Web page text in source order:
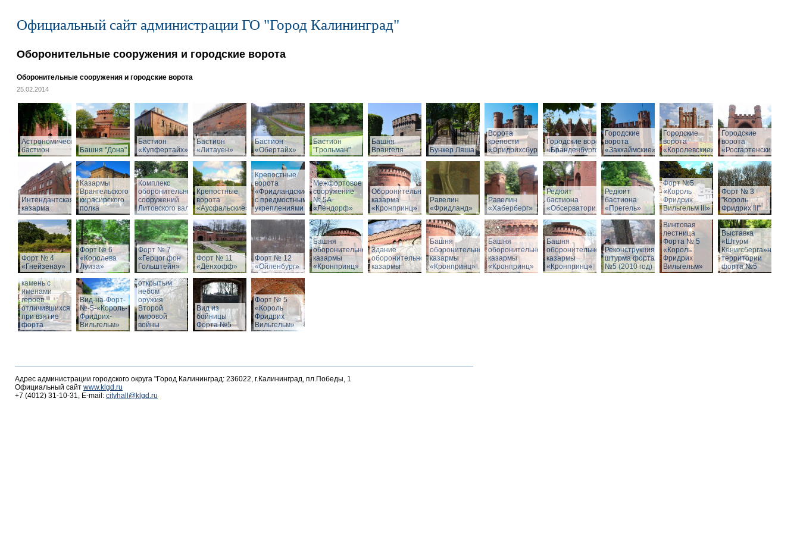
Официальный сайт администрации ГО "Город Калининград"
Оборонительные сооружения и городские ворота
Оборонительные сооружения и городские ворота
25.02.2014
Астрономический
бастион
Башня "Дона"
Бастион
«Купфертайх»
Бастион
«Литауен»
Бастион
«Обертайх»
Бастион
"Грольман"
Башня
Врангеля
Бункер Ляша
Ворота
крепости
«Фридрихсбург»
Городские ворота
«Бранденбургские»
Городские
ворота
«Закхаймские»
Городские
ворота
«Королевские»
Городские
ворота
«Росгартенские»
Интендантская
казарма
Казармы
Врангельского
кирасирского
полка
Комплекс
оборонительных
сооружений
Литовского вала
Крепостные
ворота
«Аусфальские»
Крепостные
ворота
«Фридландские»
с предмостными
укреплениями
Межфортовое
сооружение
№ 5А
«Лендорф»
Оборонительная
казарма
«Кронпринц»
Равелин
«Фридланд»
Равелин
«Хаберберг»
Редюит
бастиона
«Обсерватория»
Редюит
бастиона
«Прегель»
Форт №5
«Король
Фридрих
Вильгельм III»
Форт № 3
"Король
Фридрих III"
Форт № 4
«Гнейзенау»
Форт № 6
«Королева
Луиза»
Форт № 7
«Герцог фон
Гольштейн»
Форт № 11
«Дёнхофф»
Форт № 12
«Ойленбург»
Башня
оборонительной
казармы
«Кронпринц»
Здание
оборонительной
казармы
Башня
оборонительной
казармы
«Кронпринц»
Башня
оборонительной
казармы
«Кронпринц»
Башня
оборонительной
казармы
«Кронпринц»
Реконструкция
штурма форта
№5 (2010 год)
Винтовая
лестница
Форта № 5
«Король
Фридрих
Вильгельм»
Выставка
«Штурм
Кёнигсберга»на
территории
форта №5
Мемориальный
камень с
именами
героев
отличившихся
при взятие
форта
Вид-на-Форт-
№-5-«Король-
Фридрих-
Вильгельм»
Выставка под
открытым
небом
оружия
Второй
мировой
войны
Вид из
бойницы
Форта №5
Форт № 5
«Король
Фридрих
Вильгельм»
Адрес администрации городского округа "Город Калининград: 236022, г.Калининград, пл.Победы, 1
Официальный сайт www.klgd.ru
+7 (4012) 31-10-31, E-mail: cityhall@klgd.ru